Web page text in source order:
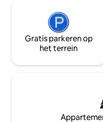
Gratis parkeren op
het terrein